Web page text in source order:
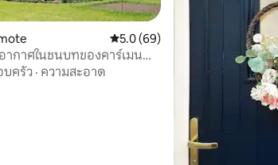
รีวิว
คะแนนเฉลี่ย 5.0 จาก 5, 69 รีวิว
5.0 (69)
กาศในชนบทของคาร์เมน
บครัว · ความสะอาด